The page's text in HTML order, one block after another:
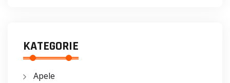
KATEGORIE
Apele